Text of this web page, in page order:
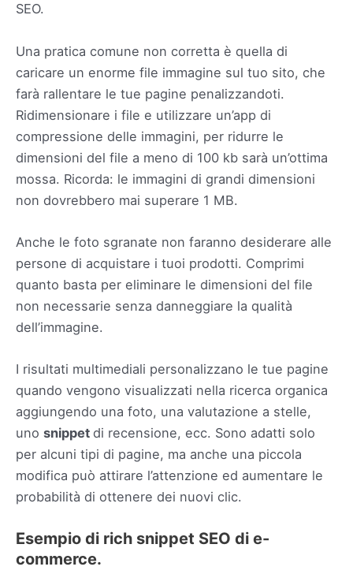
SEO.
Una pratica comune non corretta è quella di
caricare un enorme file immagine sul tuo sito, che
farà rallentare le tue pagine penalizzandoti.
Ridimensionare i file e utilizzare un’app di
compressione delle immagini, per ridurre le
dimensioni del file a meno di 100 kb sarà un’ottima
mossa. Ricorda: le immagini di grandi dimensioni
non dovrebbero mai superare 1 MB.
Anche le foto sgranate non faranno desiderare alle
persone di acquistare i tuoi prodotti. Comprimi
quanto basta per eliminare le dimensioni del file
non necessarie senza danneggiare la qualità
dell’immagine.
I risultati multimediali personalizzano le tue pagine
quando vengono visualizzati nella ricerca organica
aggiungendo una foto, una valutazione a stelle,
uno snippet di recensione, ecc. Sono adatti solo
per alcuni tipi di pagine, ma anche una piccola
modifica può attirare l’attenzione ed aumentare le
probabilità di ottenere dei nuovi clic.
Esempio di rich snippet SEO di e-
commerce.